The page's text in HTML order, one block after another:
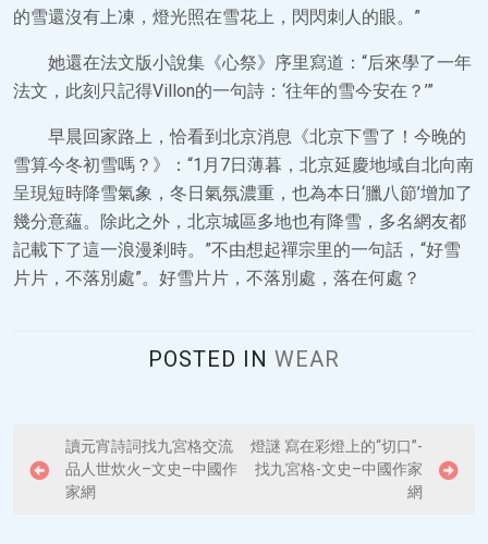
的雪還沒有上凍，燈光照在雪花上，閃閃刺人的眼。”
她還在法文版小說集《心祭》序里寫道：“后來學了一年
法文，此刻只記得Villon的一句詩：‘往年的雪今安在？’”
早晨回家路上，恰看到北京消息《北京下雪了！今晚的
雪算今冬初雪嗎？》：“1月7日薄暮，北京延慶地域自北向南
呈現短時降雪氣象，冬日氣氛濃重，也為本日‘臘八節’增加了
幾分意蘊。除此之外，北京城區多地也有降雪，多名網友都
記載下了這一浪漫剎時。”不由想起禪宗里的一句話，“好雪
片片，不落別處”。好雪片片，不落別處，落在何處？
POSTED IN WEAR
o
讀元宵詩詞找九宮格交流
品人世炊火–文史–中國作
家網
燈謎 寫在彩燈上的“切口”-
找九宮格-文史–中國作家
網